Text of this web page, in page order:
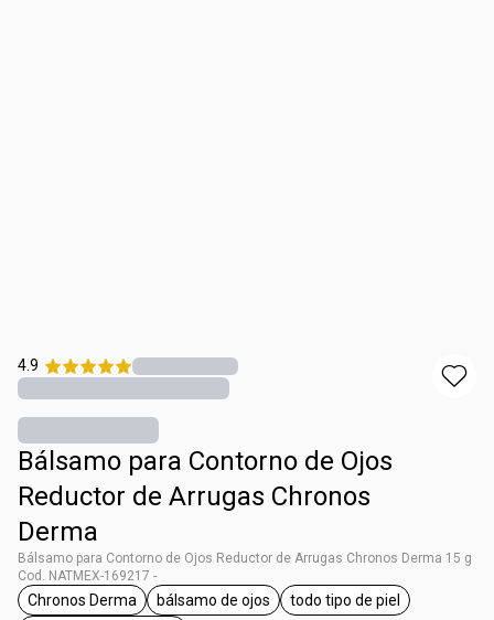
4.9
Bálsamo para Contorno de Ojos
Reductor de Arrugas Chronos
Derma
Bálsamo para Contorno de Ojos Reductor de Arrugas Chronos Derma 15 g
Cod. NATMEX-169217 -
etiqueta Chronos Derma
Chronos Derma
etiqueta bálsamo de ojos
bálsamo de ojos
etiqueta todo tipo de
todo tipo de piel